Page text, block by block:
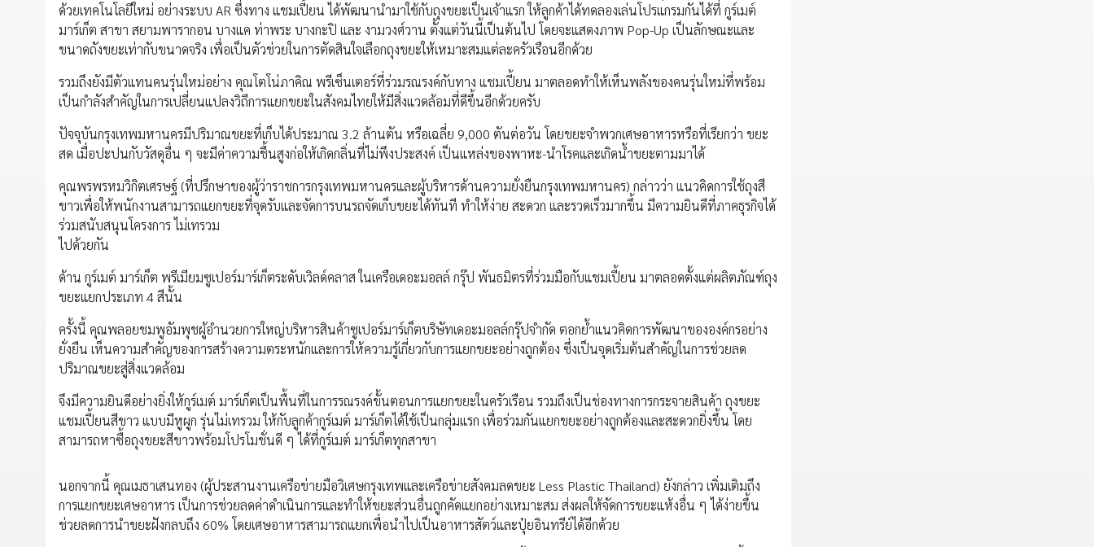
ด้วยเทคโนโลยีใหม่ อย่างระบบ AR ซึ่งทาง แชมเปี้ยน ได้พัฒนานำมาใช้กับถุงขยะเป็นเจ้าแรก ให้ลูกค้าได้ทดลองเล่นโปรแกรมกันได้ที่ กูร์เมต์
มาร์เก็ต สาขา สยามพารากอน บางแค ท่าพระ บางกะปิ และ งามวงศ์วาน ตั้งแต่วันนี้เป็นต้นไป โดยจะแสดงภาพ Pop-Up เป็นลักษณะและ
ขนาดถังขยะเท่ากับขนาดจริง เพื่อเป็นตัวช่วยในการตัดสินใจเลือกถุงขยะให้เหมาะสมแต่ละครัวเรือนอีกด้วย
รวมถึงยังมีตัวแทนคนรุ่นใหม่อย่าง คุณโตโน่ภาคิณ พรีเซ็นเตอร์ที่ร่วมรณรงค์กับทาง แชมเปี้ยน มาตลอดทำให้เห็นพลังของคนรุ่นใหม่ที่พร้อม
เป็นกำลังสำคัญในการเปลี่ยนแปลงวิถีการแยกขยะในสังคมไทยให้มีสิ่งแวดล้อมที่ดีขึ้นอีกด้วยครับ
ปัจจุบันกรุงเทพมหานครมีปริมาณขยะที่เก็บได้ประมาณ 3.2 ล้านตัน หรือเฉลี่ย 9,000 ตันต่อวัน โดยขยะจำพวกเศษอาหารหรือที่เรียกว่า ขยะ
สด เมื่อปะปนกับวัสดุอื่น ๆ จะมีค่าความชื้นสูงก่อให้เกิดกลิ่นที่ไม่พึงประสงค์ เป็นแหล่งของพาหะ-นำโรคและเกิดน้ำขยะตามมาได้
คุณพรพรหมวิกิตเศรษฐ์ (ที่ปรึกษาของผู้ว่าราชการกรุงเทพมหานครและผู้บริหารด้านความยั่งยืนกรุงเทพมหานคร) กล่าวว่า แนวคิดการใช้ถุงสี
ขาวเพื่อให้พนักงานสามารถแยกขยะที่จุดรับและจัดการบนรถจัดเก็บขยะได้ทันที ทำให้ง่าย สะดวก และรวดเร็วมากขึ้น มีความยินดีที่ภาคธุรกิจได้
ร่วมสนับสนุนโครงการ ไม่เทรวม
ไปด้วยกัน
ด้าน กูร์เมต์ มาร์เก็ต พรีเมียมซูเปอร์มาร์เก็ตระดับเวิลด์คลาส ในเครือเดอะมอลล์ กรุ๊ป พันธมิตรที่ร่วมมือกับแชมเปี้ยน มาตลอดตั้งแต่ผลิตภัณฑ์ถุง
ขยะแยกประเภท 4 สีนั้น
ครั้งนี้ คุณพลอยชมพูอัมพุชผู้อำนวยการใหญ่บริหารสินค้าซูเปอร์มาร์เก็ตบริษัทเดอะมอลล์กรุ๊ปจำกัด ตอกย้ำแนวคิดการพัฒนาขององค์กรอย่าง
ยั่งยืน เห็นความสำคัญของการสร้างความตระหนักและการให้ความรู้เกี่ยวกับการแยกขยะอย่างถูกต้อง ซึ่งเป็นจุดเริ่มต้นสำคัญในการช่วยลด
ปริมาณขยะสู่สิ่งแวดล้อม
จึงมีความยินดีอย่างยิ่งให้กูร์เมต์ มาร์เก็ตเป็นพื้นที่ในการรณรงค์ขั้นตอนการแยกขยะในครัวเรือน รวมถึงเป็นช่องทางการกระจายสินค้า ถุงขยะ
แชมเปี้ยนสีขาว แบบมีหูผูก รุ่นไม่เทรวม ให้กับลูกค้ากูร์เมต์ มาร์เก็ตได้ใช้เป็นกลุ่มแรก เพื่อร่วมกันแยกขยะอย่างถูกต้องและสะดวกยิ่งขึ้น โดย
สามารถหาซื้อถุงขยะสีขาวพร้อมโปรโมชั่นดี ๆ ได้ที่กูร์เมต์ มาร์เก็ตทุกสาขา
นอกจากนี้ คุณเมธาเสนทอง (ผู้ประสานงานเครือข่ายมือวิเศษกรุงเทพและเครือข่ายสังคมลดขยะ Less Plastic Thailand) ยังกล่าว เพิ่มเติมถึง
การแยกขยะเศษอาหาร เป็นการช่วยลดค่าดำเนินการและทำให้ขยะส่วนอื่นถูกคัดแยกอย่างเหมาะสม ส่งผลให้จัดการขยะแห้งอื่น ๆ ได้ง่ายขึ้น
ช่วยลดการนำขยะฝังกลบถึง 60% โดยเศษอาหารสามารถแยกเพื่อนำไปเป็นอาหารสัตว์และปุ๋ยอินทรีย์ได้อีกด้วย